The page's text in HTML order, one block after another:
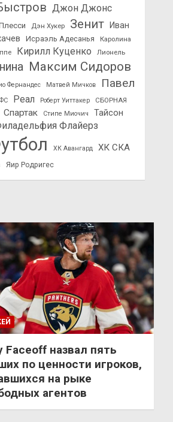
Джон Джонс
Дэн Хукер Зенит
Иван
Исраэль Адесанья
Каролина
Кирилл Куценко
Лионель
Максим Сидоров
Фернандес Матвей Мичков
Павел
Реал Роберт Уиттакер
СБОРНАЯ
Спартак Стипе Миочич
Тайсон
Флайерз
ХК Авангард ХК СКА
Яир Родригес
Faceoff назвал пять
по ценности игроков,
на рыке
агентов